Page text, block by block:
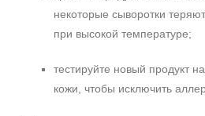
некоторые сыворотки
при высокой температуре;
тестируйте новый продукт
кожи, чтобы исключить